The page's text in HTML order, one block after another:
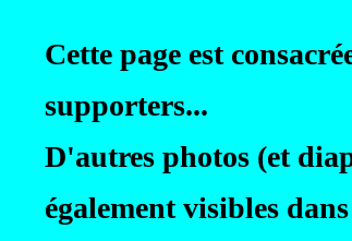
Cette page est
supporters...
D'autres photos (et
également visibles